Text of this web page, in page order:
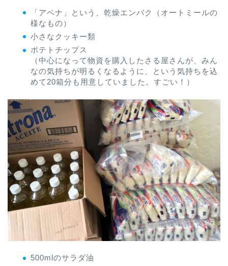
「アベナ」という、乾燥エンバク（オートミールの
様なもの）
小さなクッキー類
ポテトチップス
（中心になって物資を購入したさる屋さんが、みん
なの気持ちが明るくなるように、という気持ちを込
めて20箱分も用意していました。すごい！）
500mlのサラダ油